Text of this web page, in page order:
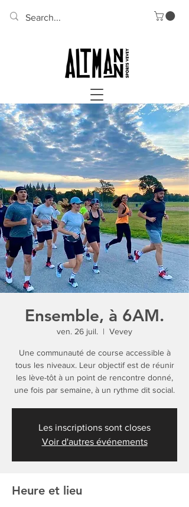
Ensemble, à 6AM.
ven. 26 juil.
  |
Vevey
Une communauté de course accessible à
tous les niveaux. Leur objectif est de réunir
les lève-tôt à un point de rencontre donné,
une fois par semaine, à un rythme dit social.
Les inscriptions sont closes
Voir d'autres événements
Heure et lieu